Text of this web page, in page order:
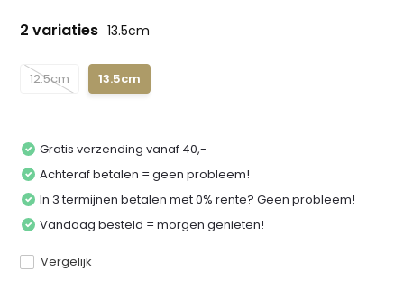
2 variaties 13.5cm
12.5cm 13.5cm
Gratis verzending vanaf 40,-
Achteraf betalen = geen probleem!
In 3 termijnen betalen met 0% rente? Geen probleem!
Vandaag besteld = morgen genieten!
Vergelijk